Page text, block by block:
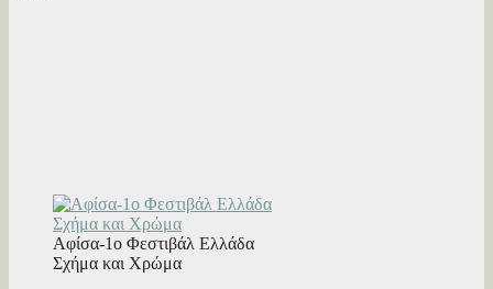
Αφίσα-1ο Φεστιβάλ Ελλάδα
Σχήμα και Χρώμα